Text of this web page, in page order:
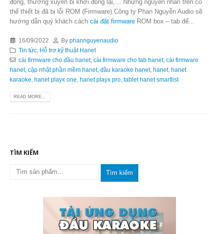
động, thường xuyên bị khởi động lại,… Những nguyên nhân trên có
thể thiết bị đã bị lỗi ROM (Firmware).Công ty Phan Nguyễn Audio sẽ
hướng dẫn quý khách cách cài đặt firmware ROM box – tab để...
16/09/2022 Byphannguyenaudio
Tin tức, Hỗ trợ kỹ thuật Hanet
cài firmware cho đầu hanet, cài firmware cho tab hanet, cài firmware
hanet, cập nhật phần mềm hanet, đầu karaoke hanet, hanet, hanet
karaoke hanet playx one hanet playx pro tablet hanet smartlist
READ MORE...
TÌM KIẾM
Tìm kiếm